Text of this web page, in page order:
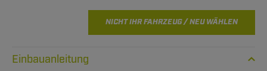
NICHT IHR FAHRZEUG / NEU WÄHLEN
Einbauanleitung